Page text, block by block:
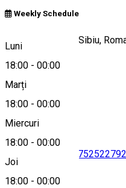
Weekly Schedule
Luni
18:00 - 00:00
Marți
18:00 - 00:00
Miercuri
18:00 - 00:00
Joi
18:00 - 00:00
Strada Turnului 6, Sibiu,
Hartă
0752522792